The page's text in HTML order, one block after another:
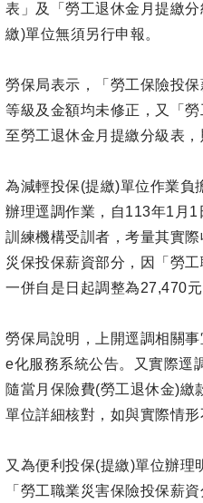
表」及「勞工退休金月提繳
繳)單位無須另行申報。
勞保局表示，「勞工保險投
等級及金額均未修正，又「
至勞工退休金月提繳分級表
為減輕投保(提繳)單位作業負
辦理逕調作業，自113年1月
訓練機構受訓者，考量其實
災保投保薪資部分，因「勞
一併自是日起調整為27,470元
勞保局說明，上開逕調相關
e化服務系統公告。又實際逕
隨當月保險費(勞工退休金)繳
單位詳細核對，如與實際情
又為便利投保(提繳)單位辦理
「勞工職業災害保險投保薪